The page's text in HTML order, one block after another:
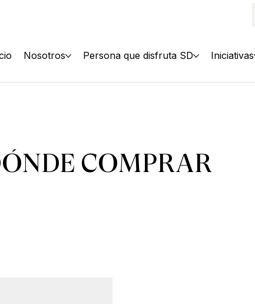
Nosotros Persona que disfruta SD Iniciativas
COMPRAR